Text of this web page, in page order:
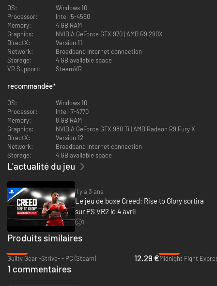
Online PvP
PvP just got a lot more personal. Choose your champion, then set up a
custom fight with a friend or find your contenders in crossplay Quick
Match. Precise upper-body tracking ensures each blow resonates where
it lands—on both your opponent and yourself.
Feel the Impact
Phantom Melee Technology mimics the real-life effects of throwing and
taking punches in the ring, such as the out-of-body sensation of getting
knocked out or the fatigue during a long, frantic bout.
Break them―or become them
Play or fight the most iconic figures from the Creed and Rocky universe
in Freeplay or PvP, including classic Rocky Balboa, Ivan and Viktor Drago,
and more!
OS:
Windows 10
Processor:
Intel i5-4590
Memory:
4 GB RAM
Graphics:
NVIDIA GeForce GTX 970 | AMD R9 290X
DirectX:
Version 11
Network:
Broadband Internet connection
Storage:
4 GB available space
VR Support:
SteamVR
recommandée*
OS:
Windows 10
Processor:
Intel i7-4770
Memory:
8 GB RAM
Graphics:
NVIDIA GeForce GTX 980 Ti | AMD Radeon R9 Fury X
DirectX:
Version 12
Network:
Broadband Internet connection
Storage:
4 GB available space
L'actualité du jeu
il y a 3 ans
Le jeu de boxe Creed: Rise to Glory sortira
sur PS VR2 le 4 avril
1
Produits similaires
Guilty Gear -Strive- - PC (Steam)
12.29 €Midnight Fight
1 commentaires